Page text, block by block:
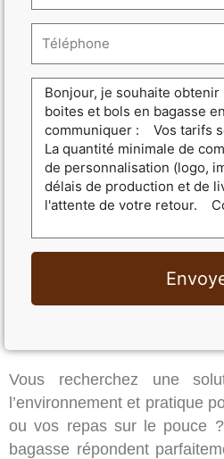
Vous recherchez une
l’environnement et pratique
ou vos repas sur le pouce
bagasse répondent